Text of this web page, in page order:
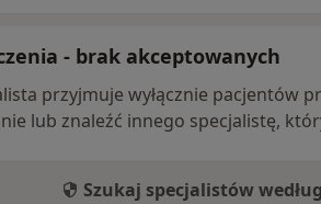
- brak akceptowanych
przyjmuje wyłącznie pacjentów
lub znaleźć innego specjalistę,
Szukaj specjalistów